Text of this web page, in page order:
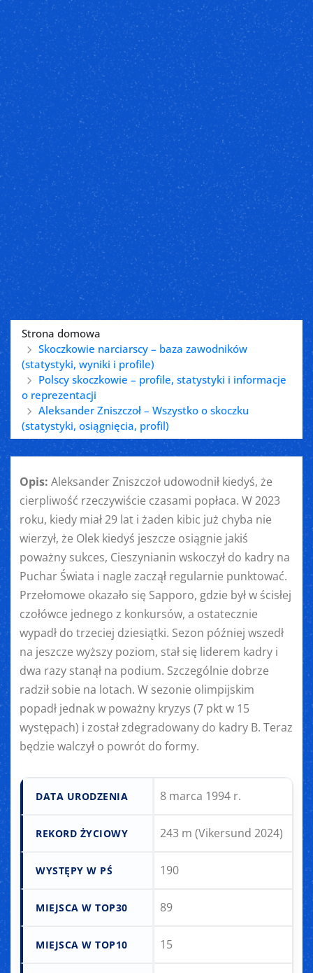
Strona domowa
Skoczkowie narciarscy – baza zawodników
(statystyki, wyniki i profile)
Polscy skoczkowie – profile, statystyki i informacje
o reprezentacji
Aleksander Zniszczoł – Wszystko o skoczku
(statystyki, osiągnięcia, profil)
Opis: Aleksander Zniszczoł udowodnił kiedyś, że
cierpliwość rzeczywiście czasami popłaca. W 2023
roku, kiedy miał 29 lat i żaden kibic już chyba nie
wierzył, że Olek kiedyś jeszcze osiągnie jakiś
poważny sukces, Cieszynianin wskoczył do kadry na
Puchar Świata i nagle zaczął regularnie punktować.
Przełomowe okazało się Sapporo, gdzie był w ścisłej
czołówce jednego z konkursów, a ostatecznie
wypadł do trzeciej dziesiątki. Sezon później wszedł
na jeszcze wyższy poziom, stał się liderem kadry i
dwa razy stanął na podium. Szczególnie dobrze
radził sobie na lotach. W sezonie olimpijskim
popadł jednak w poważny kryzys (7 pkt w 15
występach) i został zdegradowany do kadry B. Teraz
będzie walczył o powrót do formy.
DATA URODZENIA 8 marca 1994 r.
REKORD ŻYCIOWY 243 m (Vikersund 2024)
WYSTĘPY W PŚ 190
MIEJSCA W TOP30 89
MIEJSCA W TOP10 15